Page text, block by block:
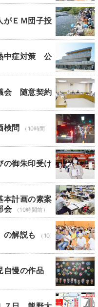
ＥＭ団子投
中症対策 公
会 随意契約
問
（10時間
御朱印受け
計画の素案
会
（10時間前）
解説も
（10
慢の作品